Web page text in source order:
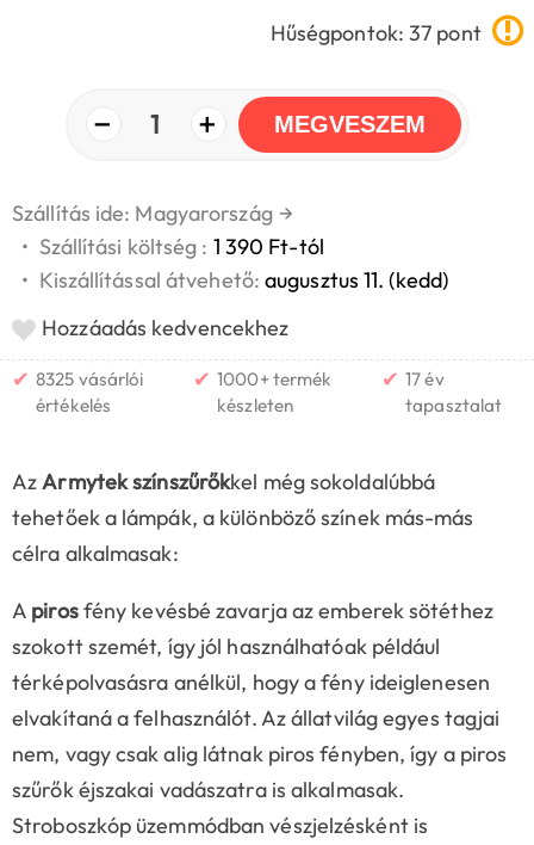
Hűségpontok: 37 pont
− 1 + MEGVESZEM
Szállítás ide: Magyarország →
• Szállítási költség : 1 390 Ft-tól
• Kiszállítással átvehető:augusztus 11. (kedd)
Hozzáadás kedvencekhez
✔ 8325 vásárlói
értékelés
✔ 1000+ termék
készleten
✔ 17 év
tapasztalat
AzArmytek színszűrőkkel még sokoldalúbbá
tehetőek a lámpák, a különböző színek más-más
célra alkalmasak:
A pirosfény kevésbé zavarja az emberek sötéthez
szokott szemét, így jól használhatóak például
térképolvasásra anélkül, hogy a fény ideiglenesen
elvakítaná a felhasználót. Az állatvilág egyes tagjai
nem, vagy csak alig látnak piros fényben, így a piros
szűrők éjszakai vadászatra is alkalmasak.
Stroboszkóp üzemmódban vészjelzésként is